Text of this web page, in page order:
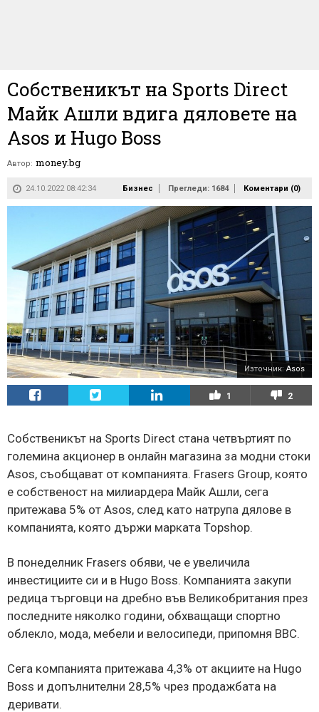
Собственикът на Sports Direct
Майк Ашли вдига дяловете на
Asos и Hugo Boss
Автор: money.bg
24.10.2022 08:42:34 Бизнес Прегледи: 1684 Коментари (0)
Източник: Asos
1 2
Собственикът на Sports Direct стана четвъртият по
големина акционер в онлайн магазина за модни стоки
Asos, съобщават от компанията. Frasers Group, която
е собственост на милиардера Майк Ашли, сега
притежава 5% от Asos, след като натрупа дялове в
компанията, която държи марката Topshop.
В понеделник Frasers обяви, че е увеличила
инвестициите си и в Hugo Boss. Компанията закупи
редица търговци на дребно във Великобритания през
последните няколко години, обхващащи спортно
облекло, мода, мебели и велосипеди, припомня BBC.
Сега компанията притежава 4,3% от акциите на Hugo
Boss и допълнителни 28,5% чрез продажбата на
деривати.